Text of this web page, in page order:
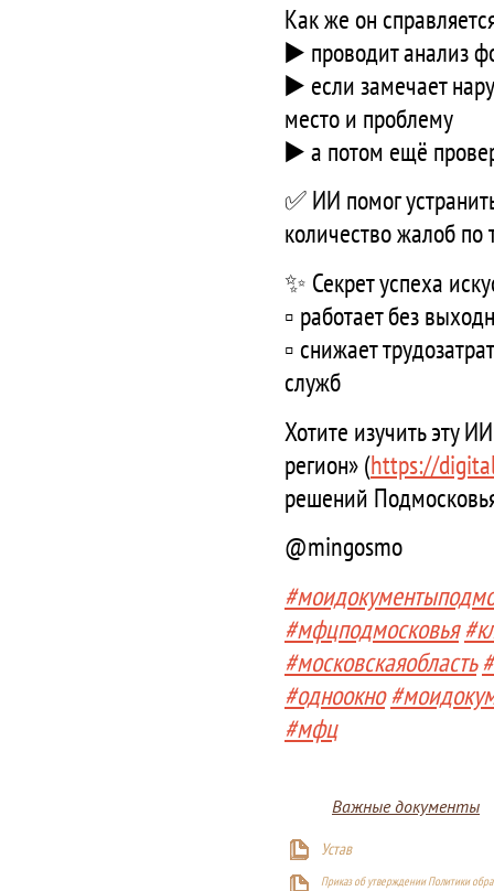
Как же он
▶️ проводит анализ
▶️ если замечает
место и проблему
▶️ а потом ещё
✅ ИИ помог
количество жалоб
✨ Секрет успеха
▫️ работает без
▫️ снижает
служб
Хотите изучить эту
регион» (https://
решений
@mingosmo
#мфцподмосковья
#московскаяобласть
#одноокно
#мфц
Важные документы
Устав
Приказ об утверждении Политики